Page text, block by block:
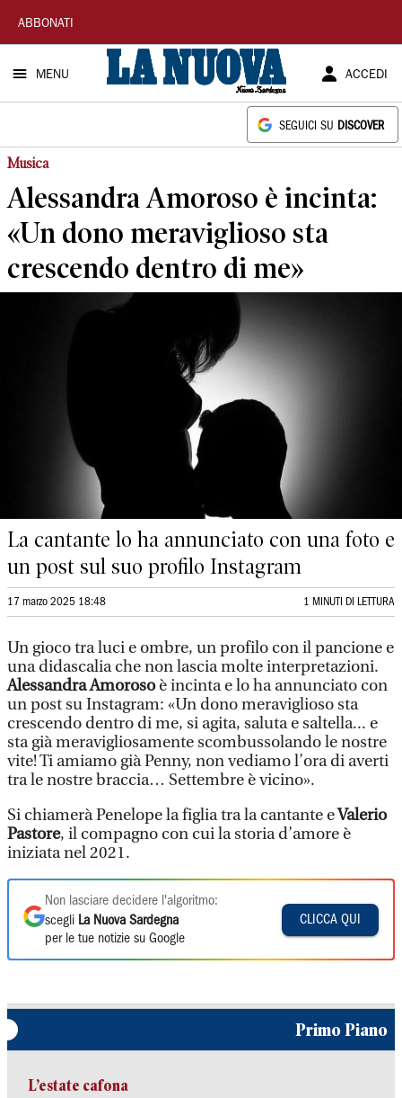
La
Nuova
Sardegna
ABBONATI
MENU ACCEDI
SEGUICI SU DISCOVER
Musica
Alessandra Amoroso è incinta:
«Un dono meraviglioso sta
crescendo dentro di me»
La cantante lo ha annunciato con una foto e
un post sul suo profilo Instagram
17 marzo 2025 18:48 1 MINUTI DI LETTURA
Un gioco tra luci e ombre, un profilo con il pancione e
una didascalia che non lascia molte interpretazioni.
Alessandra Amorosoè incinta e lo ha annunciato con
un post su Instagram: «Un dono meraviglioso sta
crescendo dentro di me, si agita, saluta e saltella... e
sta già meravigliosamente scombussolando le nostre
vite! Ti amiamo già Penny, non vediamo l’ora di averti
tra le nostre braccia… Settembre è vicino».
Si chiamerà Penelope la figlia tra la cantante eValerio
Pastore, il compagno con cui la storia d’amore è
iniziata nel 2021.
Non lasciare decidere l'algoritmo:
scegli La Nuova Sardegna
per le tue notizie su Google
CLICCA QUI
Primo Piano
L’estate cafona